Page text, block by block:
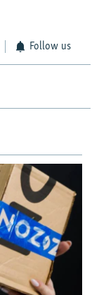
Follow us